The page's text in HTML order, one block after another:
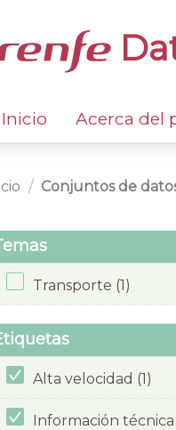
Inicio Acerca del
Conjuntos de
Transporte (1)
Alta velocidad (1)
Información técnica